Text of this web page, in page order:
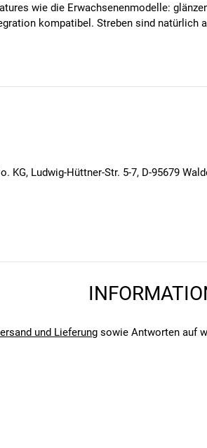
wie die Erwachsenenmodelle:
kompatibel. Streben sind natürlich
Numove 200
Integration
KG, Ludwig-Hüttner-Str. 5-7, D-95679
zwischen den angegebenen-
und Lieferungsowie Antworten auf